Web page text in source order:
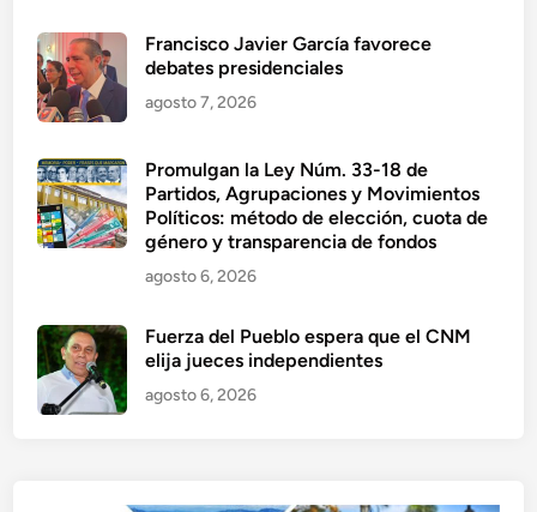
Francisco Javier García favorece
debates presidenciales
agosto 7, 2026
Promulgan la Ley Núm. 33-18 de
Partidos, Agrupaciones y Movimientos
Políticos: método de elección, cuota de
género y transparencia de fondos
agosto 6, 2026
Fuerza del Pueblo espera que el CNM
elija jueces independientes
agosto 6, 2026